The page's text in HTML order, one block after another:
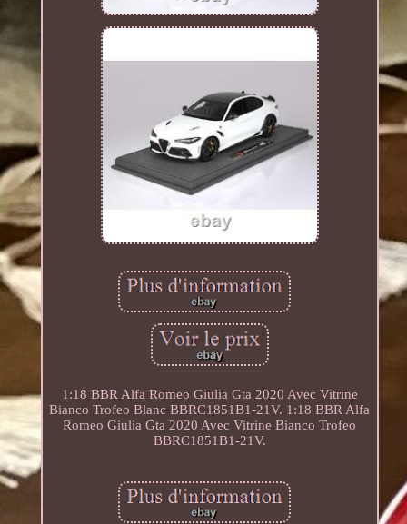
1:18 BBR Alfa Romeo Giulia Gta 2020 Avec Vitrine
Bianco Trofeo Blanc BBRC1851B1-21V. 1:18 BBR Alfa
Romeo Giulia Gta 2020 Avec Vitrine Bianco Trofeo
BBRC1851B1-21V.